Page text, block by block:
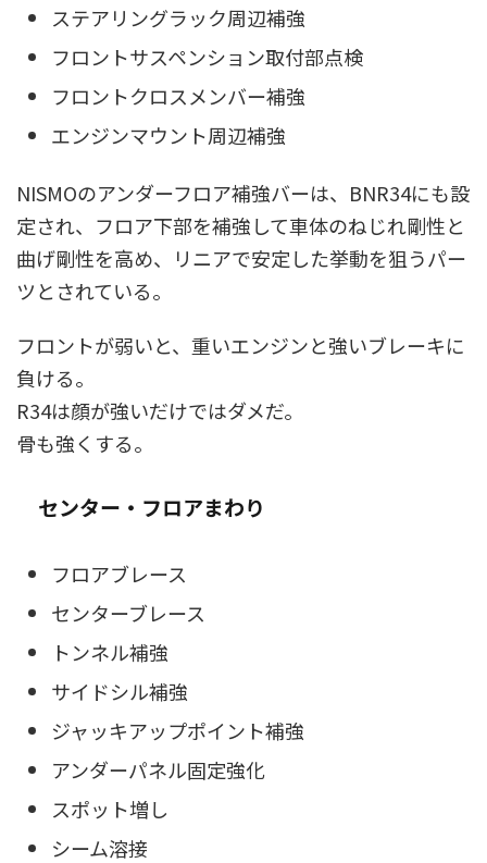
ステアリングラック周辺補強
フロントサスペンション取付部点検
フロントクロスメンバー補強
エンジンマウント周辺補強
NISMOのアンダーフロア補強バーは、BNR34にも設
定され、フロア下部を補強して車体のねじれ剛性と
曲げ剛性を高め、リニアで安定した挙動を狙うパー
ツとされている。
フロントが弱いと、重いエンジンと強いブレーキに
負ける。
R34は顔が強いだけではダメだ。
骨も強くする。
センター・フロアまわり
フロアブレース
センターブレース
トンネル補強
サイドシル補強
ジャッキアップポイント補強
アンダーパネル固定強化
スポット増し
シーム溶接